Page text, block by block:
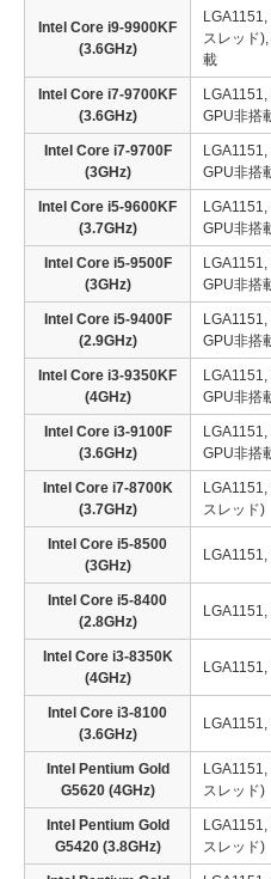
Intel Core i9-9900KF
(3.6GHz)
スレッド
載
Intel Core i7-9700KF
(3.6GHz)
GPU非搭
Intel Core i7-9700F
(3GHz)
GPU非搭
Intel Core i5-9600KF
(3.7GHz)
GPU非搭
Intel Core i5-9500F
(3GHz)
GPU非搭
Intel Core i5-9400F
(2.9GHz)
GPU非搭
Intel Core i3-9350KF
(4GHz)
GPU非搭
Intel Core i3-9100F
(3.6GHz)
GPU非搭
Intel Core i7-8700K
(3.7GHz)
スレッド)
Intel Core i5-8500
(3GHz)
LGA1151,
Intel Core i5-8400
(2.8GHz)
LGA1151,
Intel Core i3-8350K
(4GHz)
LGA1151,
Intel Core i3-8100
(3.6GHz)
LGA1151,
Intel Pentium Gold
G5620 (4GHz)
スレッド)
Intel Pentium Gold
G5420 (3.8GHz)
スレッド)